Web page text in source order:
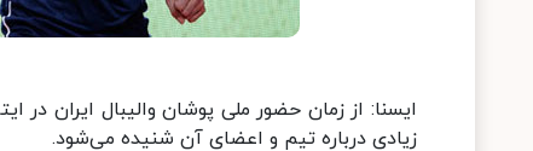
ایسنا: از زمان حضور ملی پوشان والیبال ایران
زیادی درباره تیم و اعضای آن شنیده می‌شود.